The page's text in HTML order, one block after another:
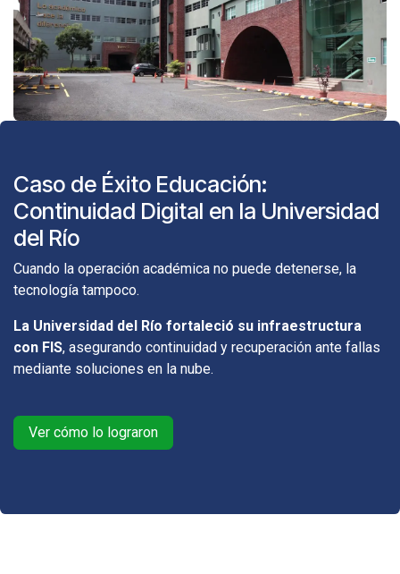
Caso de Éxito Educación:
Continuidad Digital en la Universidad
del Río
Cuando la operación académica no puede detenerse, la
tecnología tampoco.
La Universidad del Río fortaleció su infraestructura
con FIS, asegurando continuidad y recuperación ante fallas
mediante soluciones en la nube.
Ver cómo lo lograron